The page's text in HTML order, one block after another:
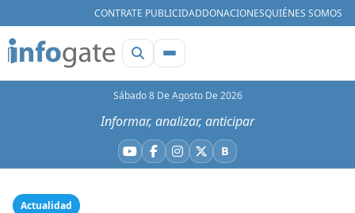
CONTRATE PUBLICIDADDONACIONESQUIÉNES SOMOS
Sábado 8 De Agosto De 2026
Informar, analizar, anticipar
YouTube
Facebook
Instagram
X BBluesky
Actualidad